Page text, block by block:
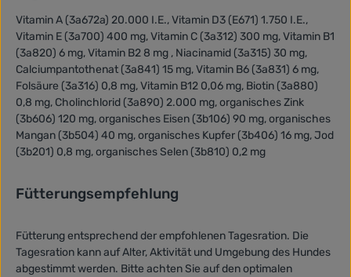
Vitamin A (3a672a) 20.000 I.E., Vitamin D3 (E671) 1.750 I.E.,
Vitamin E (3a700) 400 mg, Vitamin C (3a312) 300 mg, Vitamin B1
(3a820) 6 mg, Vitamin B2 8 mg , Niacinamid (3a315) 30 mg,
Calciumpantothenat (3a841) 15 mg, Vitamin B6 (3a831) 6 mg,
Folsäure (3a316) 0,8 mg, Vitamin B12 0,06 mg, Biotin (3a880)
0,8 mg, Cholinchlorid (3a890) 2.000 mg, organisches Zink
(3b606) 120 mg, organisches Eisen (3b106) 90 mg, organisches
Mangan (3b504) 40 mg, organisches Kupfer (3b406) 16 mg, Jod
(3b201) 0,8 mg, organisches Selen (3b810) 0,2 mg
Fütterungsempfehlung
Fütterung entsprechend der empfohlenen Tagesration. Die
Tagesration kann auf Alter, Aktivität und Umgebung des Hundes
abgestimmt werden. Bitte achten Sie auf den optimalen